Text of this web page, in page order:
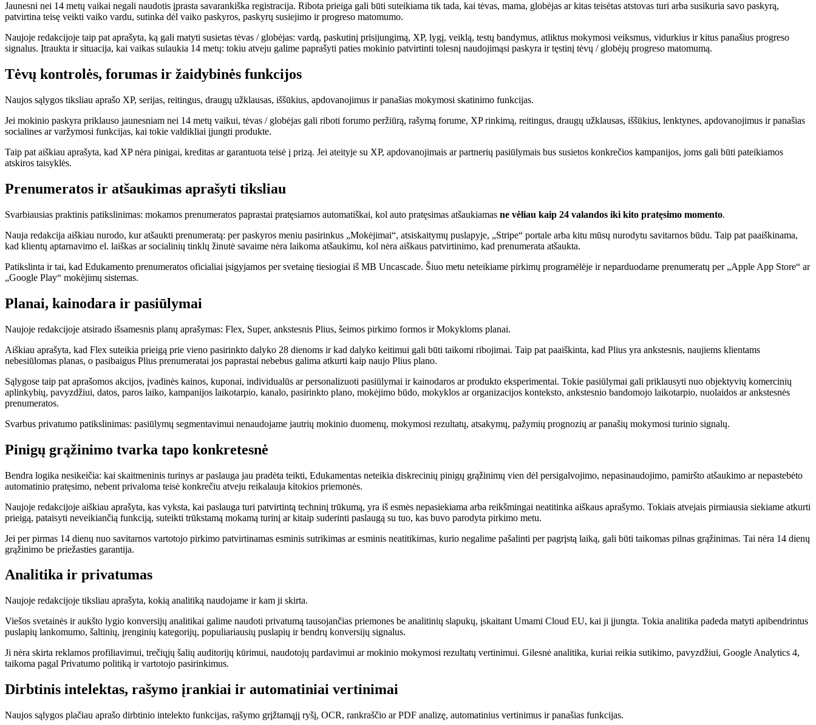
Jaunesni nei 14 metų vaikai negali naudotis įprasta savarankiška registracija. Ribota prieiga gali būti suteikiama tik tada, kai tėvas, mama, globėjas ar kitas teisėtas atstovas turi arba susikuria savo paskyrą,
patvirtina teisę veikti vaiko vardu, sutinka dėl vaiko paskyros, paskyrų susiejimo ir progreso matomumo.
Naujoje redakcijoje taip pat aprašyta, ką gali matyti susietas tėvas / globėjas: vardą, paskutinį prisijungimą, XP, lygį, veiklą, testų bandymus, atliktus mokymosi veiksmus, vidurkius ir kitus panašius progreso
signalus. Įtraukta ir situacija, kai vaikas sulaukia 14 metų: tokiu atveju galime paprašyti paties mokinio patvirtinti tolesnį naudojimąsi paskyra ir tęstinį tėvų / globėjų progreso matomumą.
Tėvų kontrolės, forumas ir žaidybinės funkcijos
Naujos sąlygos tiksliau aprašo XP, serijas, reitingus, draugų užklausas, iššūkius, apdovanojimus ir panašias mokymosi skatinimo funkcijas.
Jei mokinio paskyra priklauso jaunesniam nei 14 metų vaikui, tėvas / globėjas gali riboti forumo peržiūrą, rašymą forume, XP rinkimą, reitingus, draugų užklausas, iššūkius, lenktynes, apdovanojimus ir panašias
socialines ar varžymosi funkcijas, kai tokie valdikliai įjungti produkte.
Taip pat aiškiau aprašyta, kad XP nėra pinigai, kreditas ar garantuota teisė į prizą. Jei ateityje su XP, apdovanojimais ar partnerių pasiūlymais bus susietos konkrečios kampanijos, joms gali būti pateikiamos
atskiros taisyklės.
Prenumeratos ir atšaukimas aprašyti tiksliau
Svarbiausias praktinis patikslinimas: mokamos prenumeratos paprastai pratęsiamos automatiškai, kol auto pratęsimas atšaukiamas ne vėliau kaip 24 valandos iki kito pratęsimo momento.
Nauja redakcija aiškiau nurodo, kur atšaukti prenumeratą: per paskyros meniu pasirinkus „Mokėjimai“, atsiskaitymų puslapyje, „Stripe“ portale arba kitu mūsų nurodytu savitarnos būdu. Taip pat paaiškinama,
kad klientų aptarnavimo el. laiškas ar socialinių tinklų žinutė savaime nėra laikoma atšaukimu, kol nėra aiškaus patvirtinimo, kad prenumerata atšaukta.
Patikslinta ir tai, kad Edukamento prenumeratos oficialiai įsigyjamos per svetainę tiesiogiai iš MB Uncascade. Šiuo metu neteikiame pirkimų programėlėje ir neparduodame prenumeratų per „Apple App Store“ ar
„Google Play“ mokėjimų sistemas.
Planai, kainodara ir pasiūlymai
Naujoje redakcijoje atsirado išsamesnis planų aprašymas: Flex, Super, ankstesnis Plius, šeimos pirkimo formos ir Mokykloms planai.
Aiškiau aprašyta, kad Flex suteikia prieigą prie vieno pasirinkto dalyko 28 dienoms ir kad dalyko keitimui gali būti taikomi ribojimai. Taip pat paaiškinta, kad Plius yra ankstesnis, naujiems klientams
nebesiūlomas planas, o pasibaigus Plius prenumeratai jos paprastai nebebus galima atkurti kaip naujo Plius plano.
Sąlygose taip pat aprašomos akcijos, įvadinės kainos, kuponai, individualūs ar personalizuoti pasiūlymai ir kainodaros ar produkto eksperimentai. Tokie pasiūlymai gali priklausyti nuo objektyvių komercinių
aplinkybių, pavyzdžiui, datos, paros laiko, kampanijos laikotarpio, kanalo, pasirinkto plano, mokėjimo būdo, mokyklos ar organizacijos konteksto, ankstesnio bandomojo laikotarpio, nuolaidos ar ankstesnės
prenumeratos.
Svarbus privatumo patikslinimas: pasiūlymų segmentavimui nenaudojame jautrių mokinio duomenų, mokymosi rezultatų, atsakymų, pažymių prognozių ar panašių mokymosi turinio signalų.
Pinigų grąžinimo tvarka tapo konkretesnė
Bendra logika nesikeičia: kai skaitmeninis turinys ar paslauga jau pradėta teikti, Edukamentas neteikia diskrecinių pinigų grąžinimų vien dėl persigalvojimo, nepasinaudojimo, pamiršto atšaukimo ar nepastebėto
automatinio pratęsimo, nebent privaloma teisė konkrečiu atveju reikalauja kitokios priemonės.
Naujoje redakcijoje aiškiau aprašyta, kas vyksta, kai paslauga turi patvirtintą techninį trūkumą, yra iš esmės nepasiekiama arba reikšmingai neatitinka aiškaus aprašymo. Tokiais atvejais pirmiausia siekiame atkurti
prieigą, pataisyti neveikiančią funkciją, suteikti trūkstamą mokamą turinį ar kitaip suderinti paslaugą su tuo, kas buvo parodyta pirkimo metu.
Jei per pirmas 14 dienų nuo savitarnos vartotojo pirkimo patvirtinamas esminis sutrikimas ar esminis neatitikimas, kurio negalime pašalinti per pagrįstą laiką, gali būti taikomas pilnas grąžinimas. Tai nėra 14 dienų
grąžinimo be priežasties garantija.
Analitika ir privatumas
Naujoje redakcijoje tiksliau aprašyta, kokią analitiką naudojame ir kam ji skirta.
Viešos svetainės ir aukšto lygio konversijų analitikai galime naudoti privatumą tausojančias priemones be analitinių slapukų, įskaitant Umami Cloud EU, kai ji įjungta. Tokia analitika padeda matyti apibendrintus
puslapių lankomumo, šaltinių, įrenginių kategorijų, populiariausių puslapių ir bendrų konversijų signalus.
Ji nėra skirta reklamos profiliavimui, trečiųjų šalių auditorijų kūrimui, naudotojų pardavimui ar mokinio mokymosi rezultatų vertinimui. Gilesnė analitika, kuriai reikia sutikimo, pavyzdžiui, Google Analytics 4,
taikoma pagal Privatumo politiką ir vartotojo pasirinkimus.
Dirbtinis intelektas, rašymo įrankiai ir automatiniai vertinimai
Naujos sąlygos plačiau aprašo dirbtinio intelekto funkcijas, rašymo grįžtamąjį ryšį, OCR, rankraščio ar PDF analizę, automatinius vertinimus ir panašias funkcijas.